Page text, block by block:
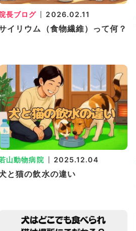
長ブログ 2026.02.11
イリウム（食物繊維）って何？
山動物病院 2025.12.04
と猫の飲水の違い